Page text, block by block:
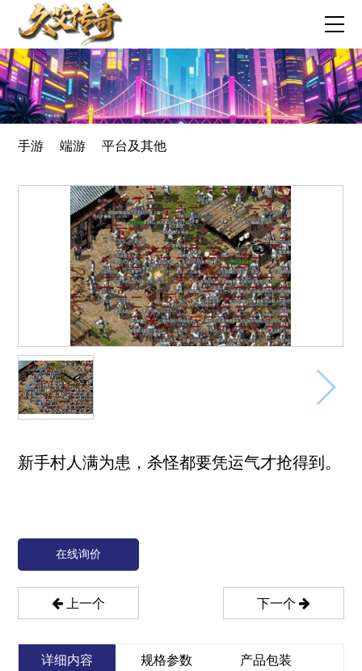
手游 端游 平台及其他
新手村人满为患，杀怪都要凭运气才抢得到。
在线询价
上一个 下一个
详细内容 规格参数 产品包装